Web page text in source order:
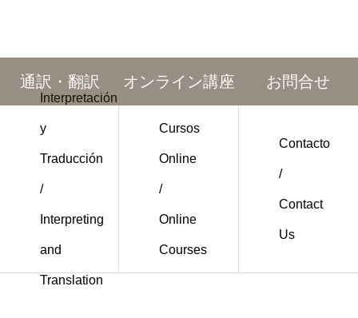
通訳・翻訳
Interpretación
y
Traducción
/
Interpreting
and
Translation
オンライン講座
Cursos
Online
/
Online
Courses
お問合せ
Contacto
/
Contact
Us